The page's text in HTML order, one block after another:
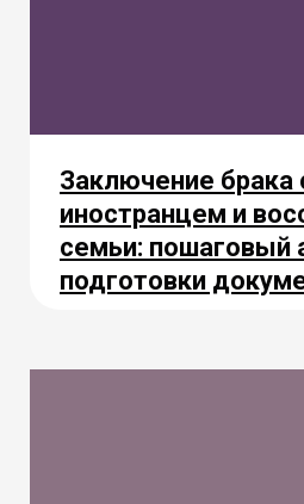
Заключение брака
иностранцем и
семьи: пошаговый
подготовки